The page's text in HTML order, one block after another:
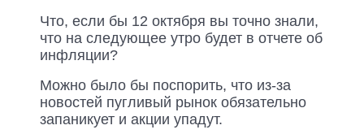
Что, если бы 12 октября вы точно знали,
что на следующее утро будет в отчете об
инфляции?
Можно было бы поспорить, что из-за
новостей пугливый рынок обязательно
запаникует и акции упадут.